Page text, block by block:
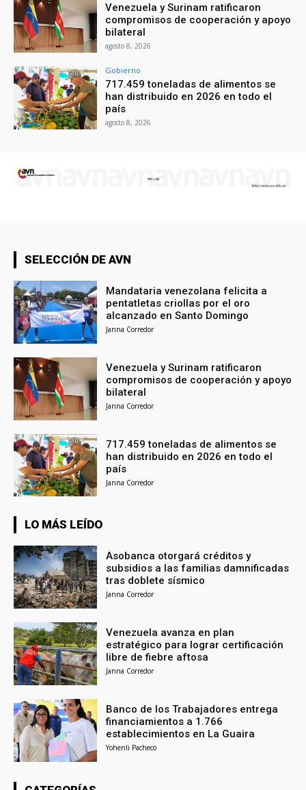
Venezuela y Surinam ratificaron
compromisos de cooperación y apoyo
bilateral
agosto 8, 2026
Gobierno
717.459 toneladas de alimentos se
han distribuido en 2026 en todo el
país
agosto 8, 2026
SELECCIÓN DE AVN
Mandataria venezolana felicita a
pentatletas criollas por el oro
alcanzado en Santo Domingo
Janna Corredor
Venezuela y Surinam ratificaron
compromisos de cooperación y apoyo
bilateral
Janna Corredor
717.459 toneladas de alimentos se
han distribuido en 2026 en todo el
país
Janna Corredor
LO MÁS LEÍDO
Asobanca otorgará créditos y
subsidios a las familias damnificadas
tras doblete sísmico
Janna Corredor
Venezuela avanza en plan
estratégico para lograr certificación
libre de fiebre aftosa
Janna Corredor
Banco de los Trabajadores entrega
financiamientos a 1.766
establecimientos en La Guaira
Yohenli Pacheco